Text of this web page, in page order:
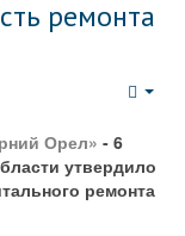
ремонта
Орел» - 6
утвердило
ремонта